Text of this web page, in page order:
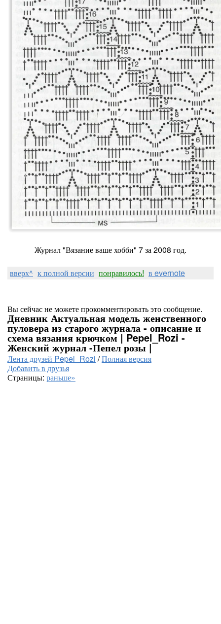
Журнал "Вязание ваше хобби" 7 за 2008 год.
вверх^ к полной версии понравилось! в evernote
Вы сейчас не можете прокомментировать это сообщение.
Дневник Актуальная модель женственного
пуловера из старого журнала - описание и
схема вязания крючком | Pepel_Rozi -
Женский журнал -Пепел розы |
Лента друзей Pepel_Rozi /Полная версия
Добавить в друзья
Страницы: раньше»